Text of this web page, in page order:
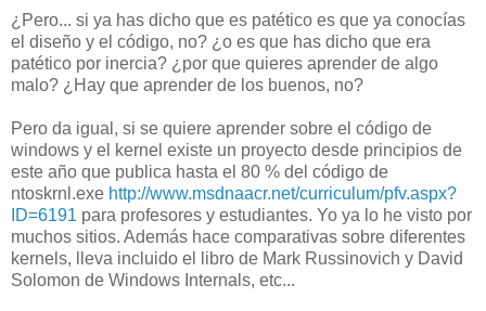
¿Pero... si ya has dicho que es patético es que ya conocías
el diseño y el código, no? ¿o es que has dicho que era
patético por inercia? ¿por que quieres aprender de algo
malo? ¿Hay que aprender de los buenos, no?
Pero da igual, si se quiere aprender sobre el código de
windows y el kernel existe un proyecto desde principios de
este año que publica hasta el 80 % del código de
ntoskrnl.exe http://www.msdnaacr.net/curriculum/pfv.aspx?
ID=6191 para profesores y estudiantes. Yo ya lo he visto por
muchos sitios. Además hace comparativas sobre diferentes
kernels, lleva incluido el libro de Mark Russinovich y David
Solomon de Windows Internals, etc...